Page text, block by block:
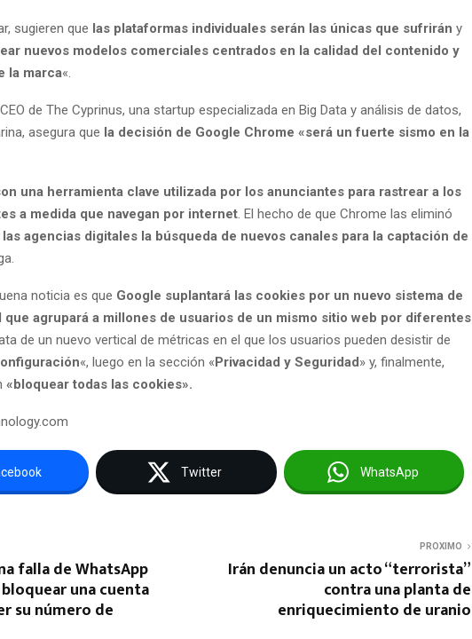
sugieren que las plataformas individuales serán las únicas que sufrirán y
nuevos modelos comerciales centrados en la calidad del contenido y
la marca«.
de The Cyprinus, una startup especializada en Big Data y análisis de datos,
asegura que la decisión de Google Chrome «será un fuerte sismo en la
una herramienta clave utilizada por los anunciantes para rastrear a los
a medida que navegan por internet. El hecho de que Chrome las eliminó
agencias digitales la búsqueda de nuevos canales para la captación de
noticia es que Google suplantará las cookies por un nuevo sistema de
que agrupará a millones de usuarios de un mismo sitio web por diferentes
de un nuevo vertical de métricas en el que los usuarios pueden desistir de
«, luego en la sección «Privacidad y Seguridad» y, finalmente,
«bloquear todas las cookies».
Twitter WhatsApp
falla de WhatsApp
una cuenta
su número de
PROXIMO
Irán denuncia un acto “terrorista”
contra una planta de
enriquecimiento de uranio